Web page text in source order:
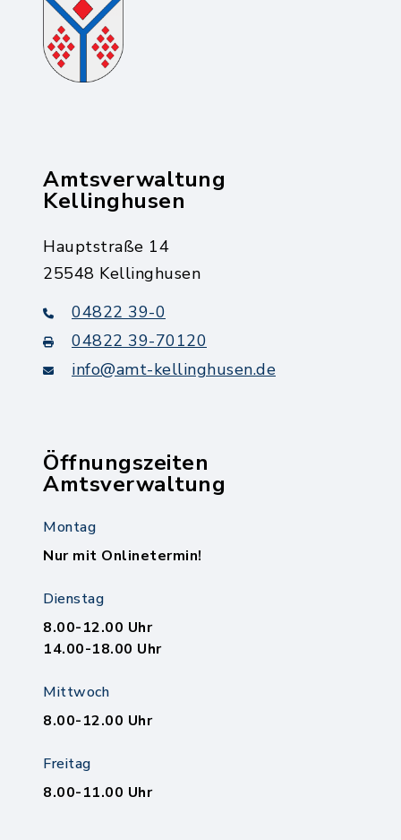
Amtsverwaltung
Kellinghusen
Hauptstraße 14
25548 Kellinghusen
04822 39-0
04822 39-70120
info@amt-kellinghusen.de
Öffnungszeiten
Amtsverwaltung
Montag
Nur mit Onlinetermin!
Dienstag
8.00-12.00 Uhr
14.00-18.00 Uhr
Mittwoch
8.00-12.00 Uhr
Freitag
8.00-11.00 Uhr